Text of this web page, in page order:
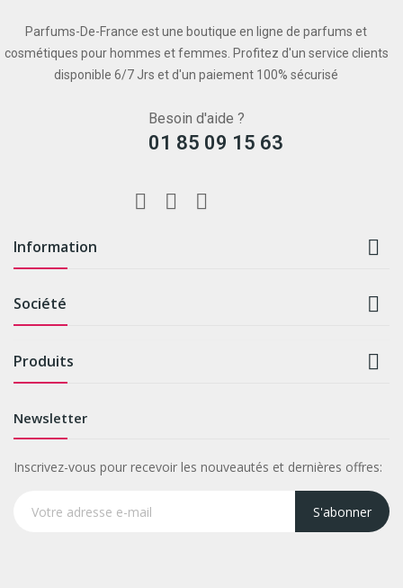
Parfums-De-France est une boutique en ligne de parfums et
cosmétiques pour hommes et femmes. Profitez d'un service clients
disponible 6/7 Jrs et d'un paiement 100% sécurisé
Besoin d'aide ?
01 85 09 15 63
Information 
Société 
Produits 
Newsletter
Inscrivez-vous pour recevoir les nouveautés et dernières offres:
S'abonner